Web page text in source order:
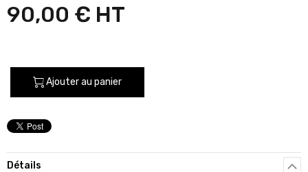
90,00 €
Ajouter au panier
Détails